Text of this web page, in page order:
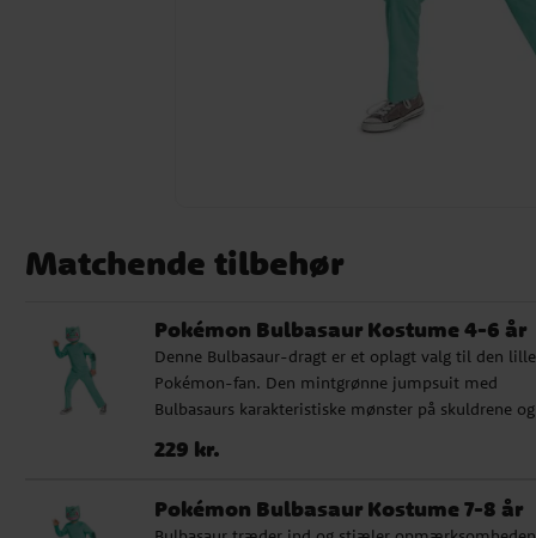
Matchende tilbehør
Pokémon Bulbasaur Kostume 4-6 år
Denne Bulbasaur-dragt er et oplagt valg til den lille
Pokémon-fan. Den mintgrønne jumpsuit med
Bulbasaurs karakteristiske mønster på skuldrene og
en ægte Pokémon. Dragten er nem at tage af og på,
Den passer lige godt til fastelavn, fødselsdag og
Pris: 229 kr.
229 kr.
Pokémon Bulbasaur Kostume 7-8 år